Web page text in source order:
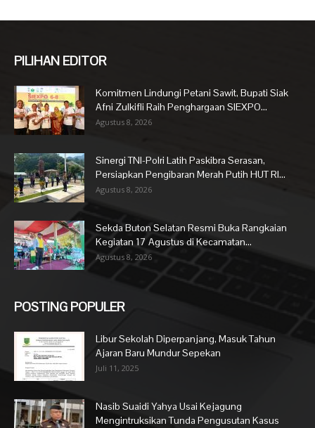
PILIHAN EDITOR
Komitmen Lindungi Petani Sawit, Bupati Siak
Afni Zulkifli Raih Penghargaan SIEXPO...
Agustus 8, 2026
Sinergi TNI-Polri Latih Paskibra Serasan,
Persiapkan Pengibaran Merah Putih HUT RI...
Agustus 8, 2026
Sekda Buton Selatan Resmi Buka Rangkaian
Kegiatan 17 Agustus di Kecamatan...
Agustus 8, 2026
POSTING POPULER
Libur Sekolah Diperpanjang, Masuk Tahun
Ajaran Baru Mundur Sepekan
Juli 11, 2025
Nasib Suaidi Yahya Usai Kejagung
Mengintruksikan Tunda Pengusutan Kasus